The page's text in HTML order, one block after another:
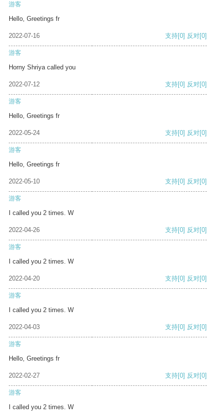
游客
Hello, Greetings fr
2022-07-16 支持[0] 反对[0]
游客
Horny Shriya called you
2022-07-12 支持[0] 反对[0]
游客
Hello, Greetings fr
2022-05-24 支持[0] 反对[0]
游客
Hello, Greetings fr
2022-05-10 支持[0] 反对[0]
游客
I called you 2 times. W
2022-04-26 支持[0] 反对[0]
游客
I called you 2 times. W
2022-04-20 支持[0] 反对[0]
游客
I called you 2 times. W
2022-04-03 支持[0] 反对[0]
游客
Hello, Greetings fr
2022-02-27 支持[0] 反对[0]
游客
I called you 2 times. W